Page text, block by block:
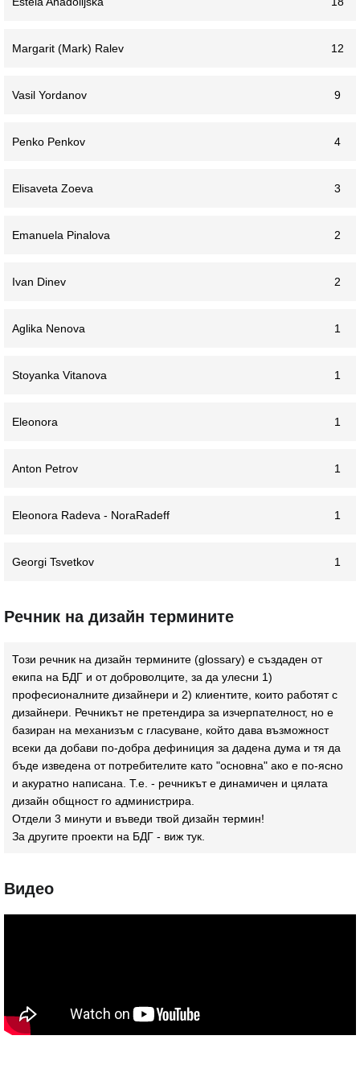
Margarit (Mark) Ralev 12
Vasil Yordanov 9
Penko Penkov 4
Elisaveta Zoeva 3
Emanuela Pinalova 2
Ivan Dinev 2
Aglika Nenova 1
Stoyanka Vitanova 1
Eleonora 1
Anton Petrov 1
Eleonora Radeva - NoraRadeff 1
Georgi Tsvetkov 1
Речник на дизайн термините
Този речник на дизайн термините (glossary) e създаден от
екипа на БДГ и от доброволците, за да улесни 1)
професионалните дизайнери и 2) клиентите, които работят с
дизайнери. Речникът не претендира за изчерпателност, но е
базиран на механизъм с гласуване, който дава възможност
всеки да добави по-добра дефиниция за дадена дума и тя да
бъде изведена от потребителите като "основна" ако е по-ясно
и акуратно написана. Т.е. - речникът е динамичен и цялата
дизайн общност го администрира.
Отдели 3 минути и въведи твой дизайн термин!
За другите проекти на БДГ - виж тук
Видео